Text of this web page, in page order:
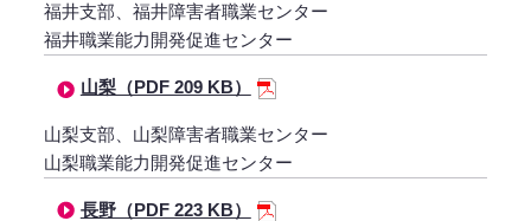
福井支部、福井障害者職業センター
福井職業能力開発促進センター
山梨（PDF 209 KB）
山梨支部、山梨障害者職業センター
山梨職業能力開発促進センター
長野（PDF 223 KB）